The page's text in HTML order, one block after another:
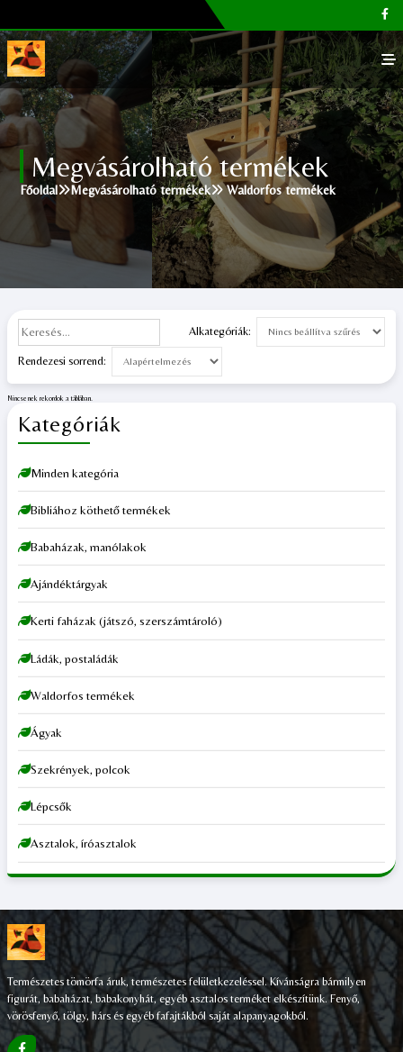
Főoldal
Galéria
Megvásárolható termékek
Cikkek, tippek
Megvásárolható termékek
Főoldal Megvásárolható termékek Waldorfos termékek
Kategóriák
Minden kategória
Bibliához köthető termékek
Babaházak, manólakok
Ajándéktárgyak
Kerti faházak (játszó, szerszámtároló)
Ládák, postaládák
Waldorfos termékek
Ágyak
Szekrények, polcok
Lépcsők
Asztalok, íróasztalok
Alkategóriák:
Rendezesi sorrend:
Nincsenek rekordok a táblában.
Természetes tömörfa áruk, természetes felületkezeléssel. Kívánságra bármilyen
figurát, babaházat, babakonyhát, egyéb asztalos terméket elkészítünk. Fenyő,
vörösfenyő, tölgy, hárs és egyéb fafajtákból saját alapanyagokból.